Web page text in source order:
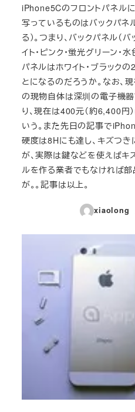
iPhone5Cのフロントパネル
写っているものはバックパネ
る）。つまり、バックパネル（
イト・ピンク・蛍光グリーン・水
パネルはホワイト・ブラック
とになるのだろうか。なお、
の現物自体は深圳の電子機器
り、現在は400元（約6,400円
いう。また先日の記事で
硬度は8Hにも達し、キズつ
が、実際は鍵などを使えばキ
ルを作る業者でもなければ
が。。記事は以上。
xiaolong